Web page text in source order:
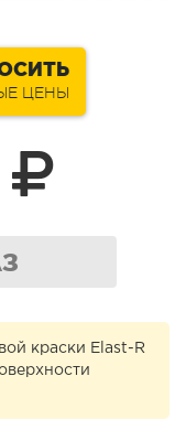
ЦЕНЫ
краски Elast-R